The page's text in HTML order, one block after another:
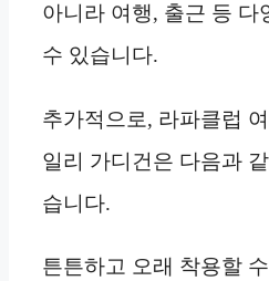
아니라 여행, 출근 등 다
수 있습니다.
추가적으로, 라파클럽
일리 가디건은 다음과
습니다.
튼튼하고 오래 착용할